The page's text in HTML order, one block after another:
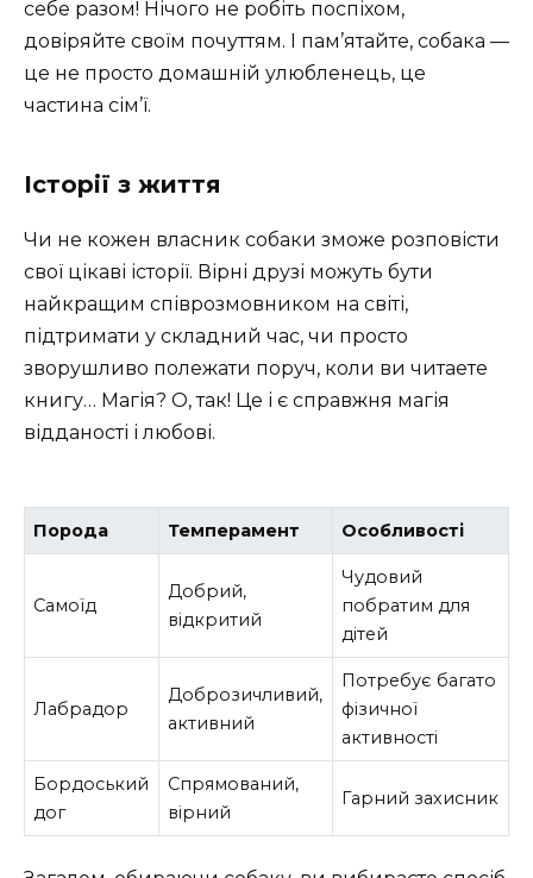
себе разом! Нічого не робіть поспіхом,
довіряйте своїм почуттям. І пам’ятайте, собака —
це не просто домашній улюбленець, це
частина сім’ї.
Історії з життя
Чи не кожен власник собаки зможе розповісти
свої цікаві історії. Вірні друзі можуть бути
найкращим співрозмовником на світі,
підтримати у складний час, чи просто
зворушливо полежати поруч, коли ви читаете
книгу… Магія? О, так! Це і є справжня магія
відданості і любові.
Порода Темперамент Особливості
Самоїд
Добрий,
відкритий
Чудовий
побратим для
дітей
Лабрадор
Доброзичливий,
активний
Потребує багато
фізичної
активності
Бордоський
дог
Спрямований,
вірний
Гарний захисник